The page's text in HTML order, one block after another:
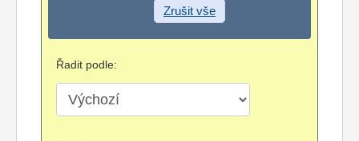
Zrušit vše
Řadit podle: